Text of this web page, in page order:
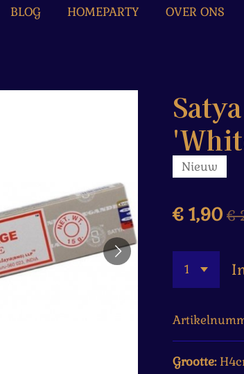
BLOG HOMEPARTY OVER ONS
Nieuw
€ 1,90 €
Grootte: